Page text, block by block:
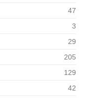
47
3
29
205
129
42